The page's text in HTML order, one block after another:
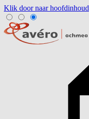
Klik door naar hoofdinhoud